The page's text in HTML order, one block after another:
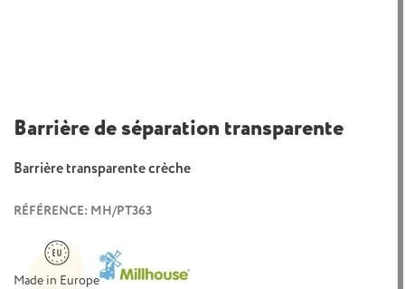
Barrière de séparation transparente
Barrière transparente crèche
RÉFÉRENCE: MH/PT363
Made in Europe